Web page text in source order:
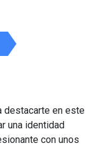
destacarte en este
una identidad
con unos